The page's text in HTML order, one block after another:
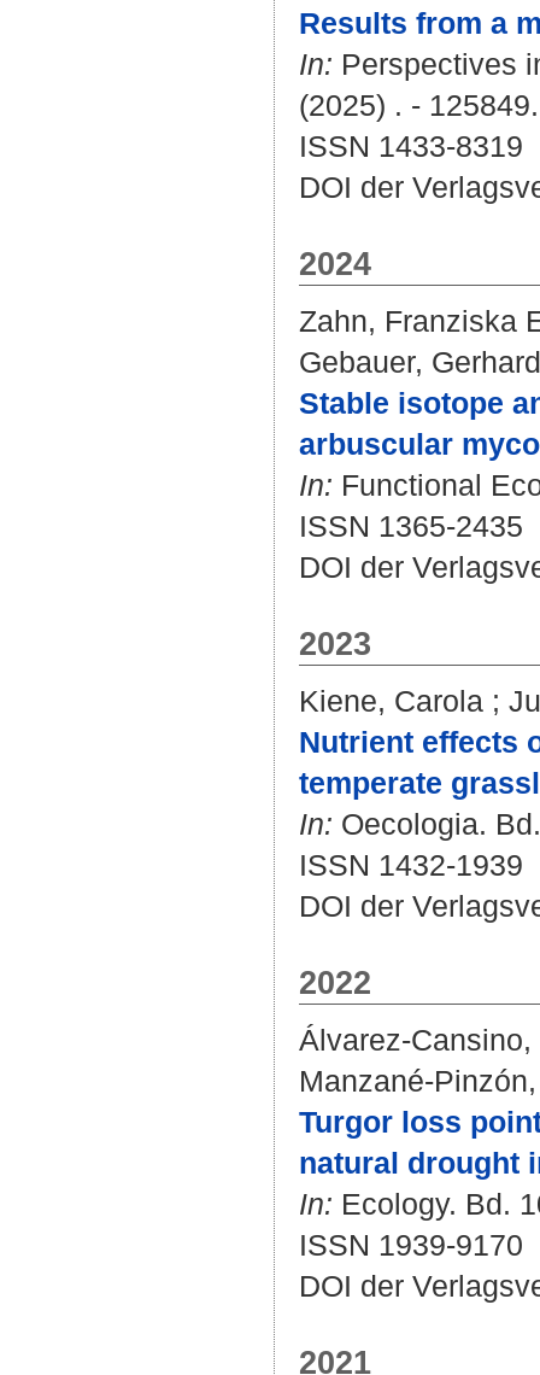
Results from a
In: Perspectives
(2025) . - 125849.
ISSN 1433-8319
DOI der
2024
Zahn, Franziska
Gebauer, Gerhard
Stable isotope
arbuscular
In: Functional
ISSN 1365-2435
DOI der
2023
Kiene, Carola ;
Nutrient effects
temperate
In: Oecologia.
ISSN 1432-1939
DOI der
2022
Álvarez-Cansino,
Manzané-
Turgor loss
natural drought
In: Ecology. Bd.
ISSN 1939-9170
DOI der
2021